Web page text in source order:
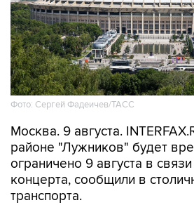
Фото: Сергей Фадеичев/ТАСС
Москва. 9 августа.
районе "Лужников" будет
ограничено 9 августа в
концерта, сообщили в
транспорта.